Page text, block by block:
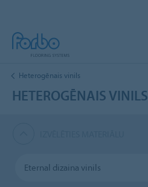
Heterogēnais vinils
HETEROGĒNAIS VINILS
Eternal dizaina vinils